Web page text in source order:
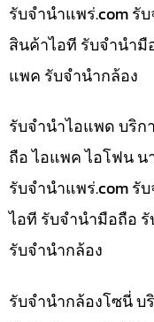
รับจํานําแพร่.com รั
สินค้าไอที รับจำนำ
แพค รับจำนำกล้อง
รับจำนำไอแพด บริก
ถือ ไอแพค ไอโฟน น
รับจํานําแพร่.com รั
ไอที รับจำนำมือถือ
รับจำนำกล้อง
รับจำนำกล้องโซนี่ บ